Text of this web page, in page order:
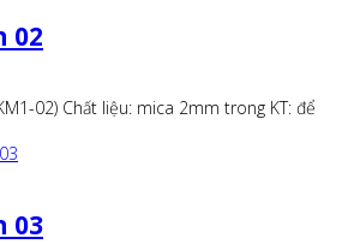
02
02) Chất liệu: mica 2mm trong KT: để
03